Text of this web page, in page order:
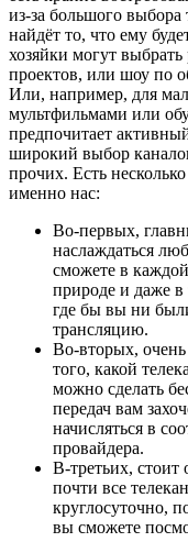
из-за большого
найдёт то, что ему
хозяйки могут
проектов, или шоу по
Или, например, для
мультфильмами или
предпочитает
широкий выбор
прочих. Есть
именно нас:
Во-первых,
наслаждаться
сможете в
природе и даже в
где бы вы ни
трансляцию.
Во-вторых,
того, какой
можно сделать
передач вам
начисляться в
провайдера.
В-третьих, стоит
почти все
круглосуточно,
вы сможете